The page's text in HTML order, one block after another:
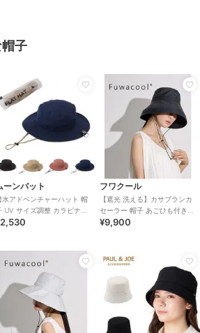
子
ーンバット
水アドベンチャーハット 帽
UV サイズ調整 カラビナ付
紐付き メッシュ ユニセック
フワクール
【遮光 洗える】カサブランカ
セーラー 帽子 あごひも付き
UV サイズ調整
¥9,900